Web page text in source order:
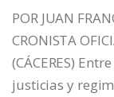
POR JUAN
CRONISTA
(CÁCERES)
justicias y